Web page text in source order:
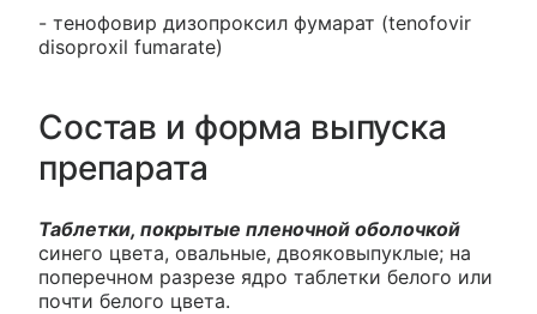
- тенофовир дизопроксил фумарат (tenofovir
disoproxil fumarate)
Состав и форма выпуска
препарата
Таблетки, покрытые пленочной оболочкой
синего цвета, овальные, двояковыпуклые; на
поперечном разрезе ядро таблетки белого или
почти белого цвета.